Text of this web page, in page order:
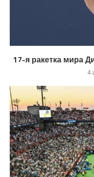
17-я ракетка мира
4